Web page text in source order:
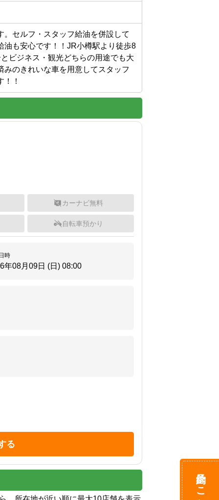
セルフ・スタッフ給油を併設して
油も安心です！！JR小樽駅より徒歩8
ビジネス・観光どちらの用途でも大
のきれいな車を用意してスタッフ
！
カーナビ無料
自転車預かり
時
年08月09日 (日) 08:00
る